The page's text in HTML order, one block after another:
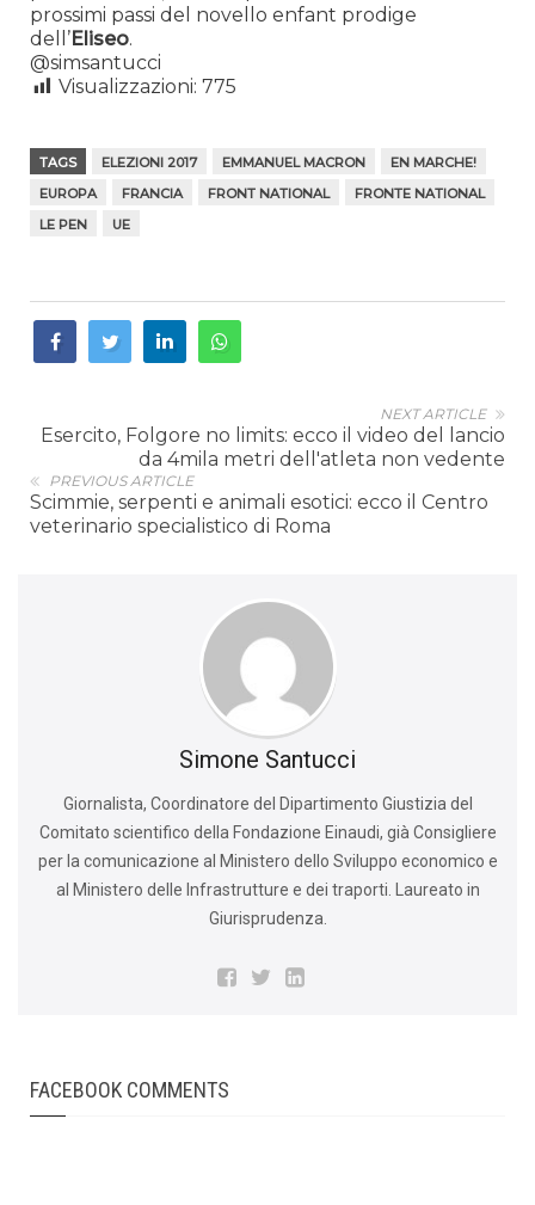
prossimi passi del novello enfant prodige
dell’Eliseo.
@simsantucci
Visualizzazioni: 775
TAGS ELEZIONI 2017 EMMANUEL MACRON
EN MARCHE!
EUROPA
FRANCIA FRONT NATIONAL
FRONTE NATIONAL
LE PEN
UE
NEXT ARTICLE
Esercito, Folgore no limits: ecco il video del lancio
da 4mila metri dell'atleta non vedente
PREVIOUS ARTICLE
Scimmie, serpenti e animali esotici: ecco il Centro
veterinario specialistico di Roma
Simone Santucci
Giornalista, Coordinatore del Dipartimento Giustizia del
Comitato scientifico della Fondazione Einaudi, già Consigliere
per la comunicazione al Ministero dello Sviluppo economico e
al Ministero delle Infrastrutture e dei traporti. Laureato in
Giurisprudenza.
FACEBOOK COMMENTS